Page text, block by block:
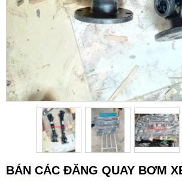
BÁN CÁC ĐĂNG QUAY BƠM